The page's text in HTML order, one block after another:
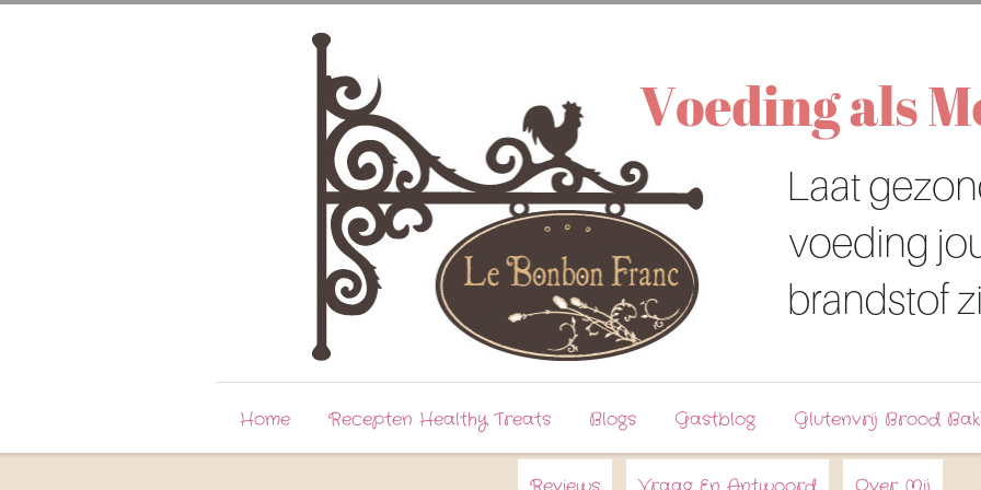
Home Recepten Healthy Treats Blogs Gastblog Glutenvrij Brood